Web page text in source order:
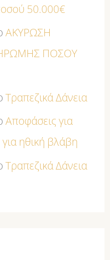
50.000€
ΑΚΥΡΩΣΗ
ΠΟΣΟΥ
Τραπεζικά Δάνεια
Αποφάσεις για
ηθική βλάβη
Τραπεζικά Δάνεια